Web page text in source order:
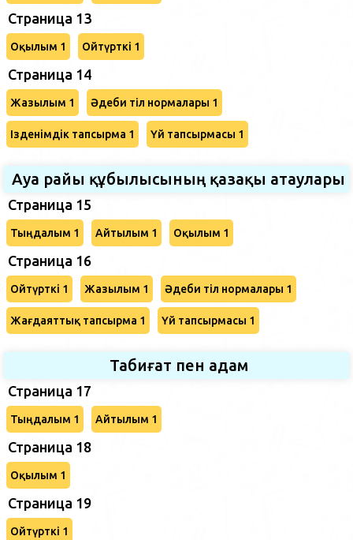
Страница 13
Оқылым 1 Ойтүрткі 1
Страница 14
Жазылым 1 Әдеби тіл нормалары 1
Ізденімдік тапсырма 1 Үй тапсырмасы 1
Ауа райы құбылысының қазақы атаулары
Страница 15
Тыңдалым 1 Айтылым 1 Оқылым 1
Страница 16
Ойтүрткі 1 Жазылым 1 Әдеби тіл нормалары 1
Жағдаяттық тапсырма 1 Үй тапсырмасы 1
Табиғат пен адам
Страница 17
Тыңдалым 1 Айтылым 1
Страница 18
Оқылым 1
Страница 19
Ойтүрткі 1